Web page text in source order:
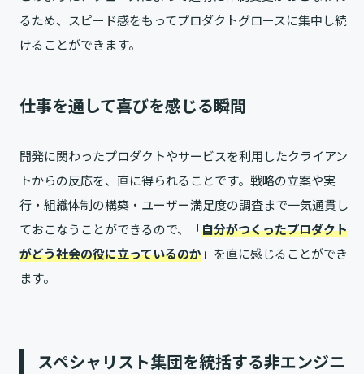
るため、スピード感をもってプロダクトグロースに集中し続
けることができます。
仕事を通して喜びを感じる瞬間
開発に関わったプロダクトやサービスを利用したクライアン
トからの反応を、直に得られることです。戦略の立案や実
行・組織体制の構築・ユーザー満足度の調査まで一気通貫し
ておこなうことができるので、「自分がつくったプロダクト
がどう社会の役に立っているのか」を直に感じることができ
ます。
スペシャリスト集団を統括する非エンジニ